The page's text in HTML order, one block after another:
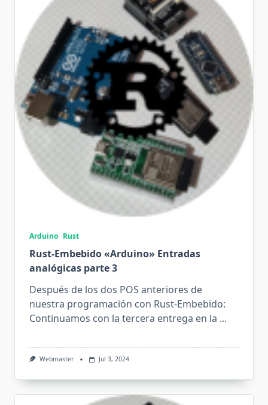
Arduino Rust
Rust-Embebido «Arduino» Entradas
analógicas parte 3
Después de los dos POS anteriores de
nuestra programación con Rust-Embebido:
Continuamos con la tercera entrega en la ...
Webmaster Jul 3, 2024